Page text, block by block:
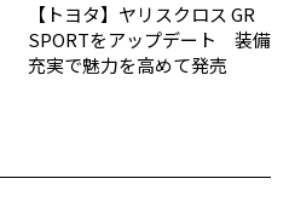
【トヨタ】ヤリスクロス GR
SPORTをアップデート 装備
充実で魅力を高めて発売